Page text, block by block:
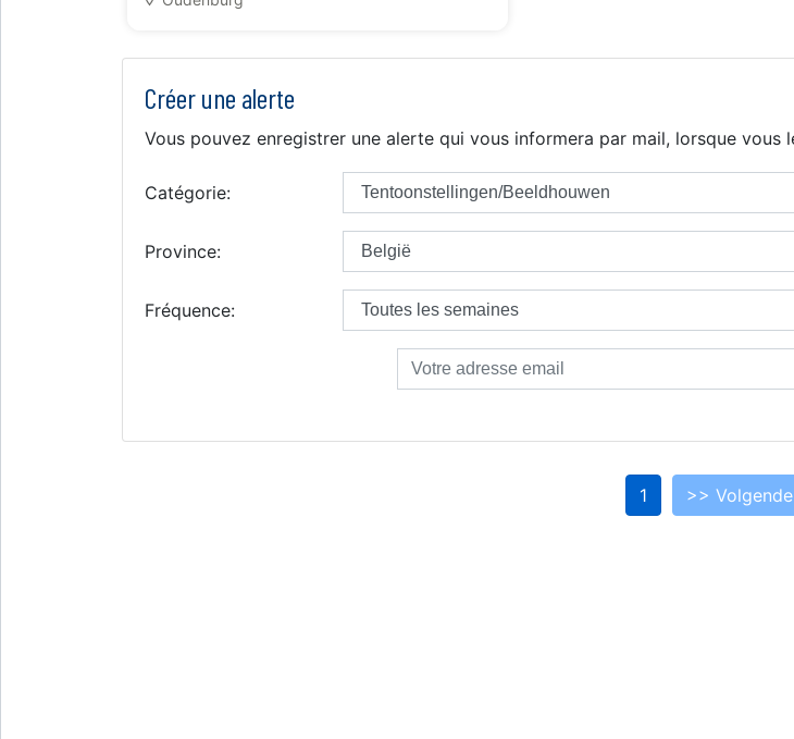
Créer une alerte
Vous pouvez enregistrer une alerte qui vous informera par mail, lorsque
Catégorie:
Province:
Fréquence:
1 >>